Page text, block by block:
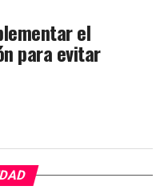
el
para evitar